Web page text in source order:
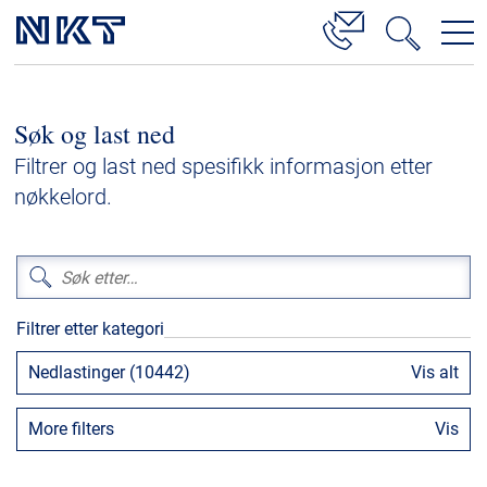
Høyspenningskabelløsninger
Kabelservice
Lavspenning
Høyspenningskabeltilbehør
Mellomspenningskabeltilbehør
Referanser
Nedlastinger
Søk og last ned
Filtrer og last ned spesifikk informasjon etter
nøkkelord.
Filtrer etter kategori
Nedlastinger (10442) Vis alt
More filters Vis